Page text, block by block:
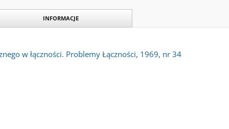
INFORMACJE
w łączności. Problemy Łączności, 1969, nr 34